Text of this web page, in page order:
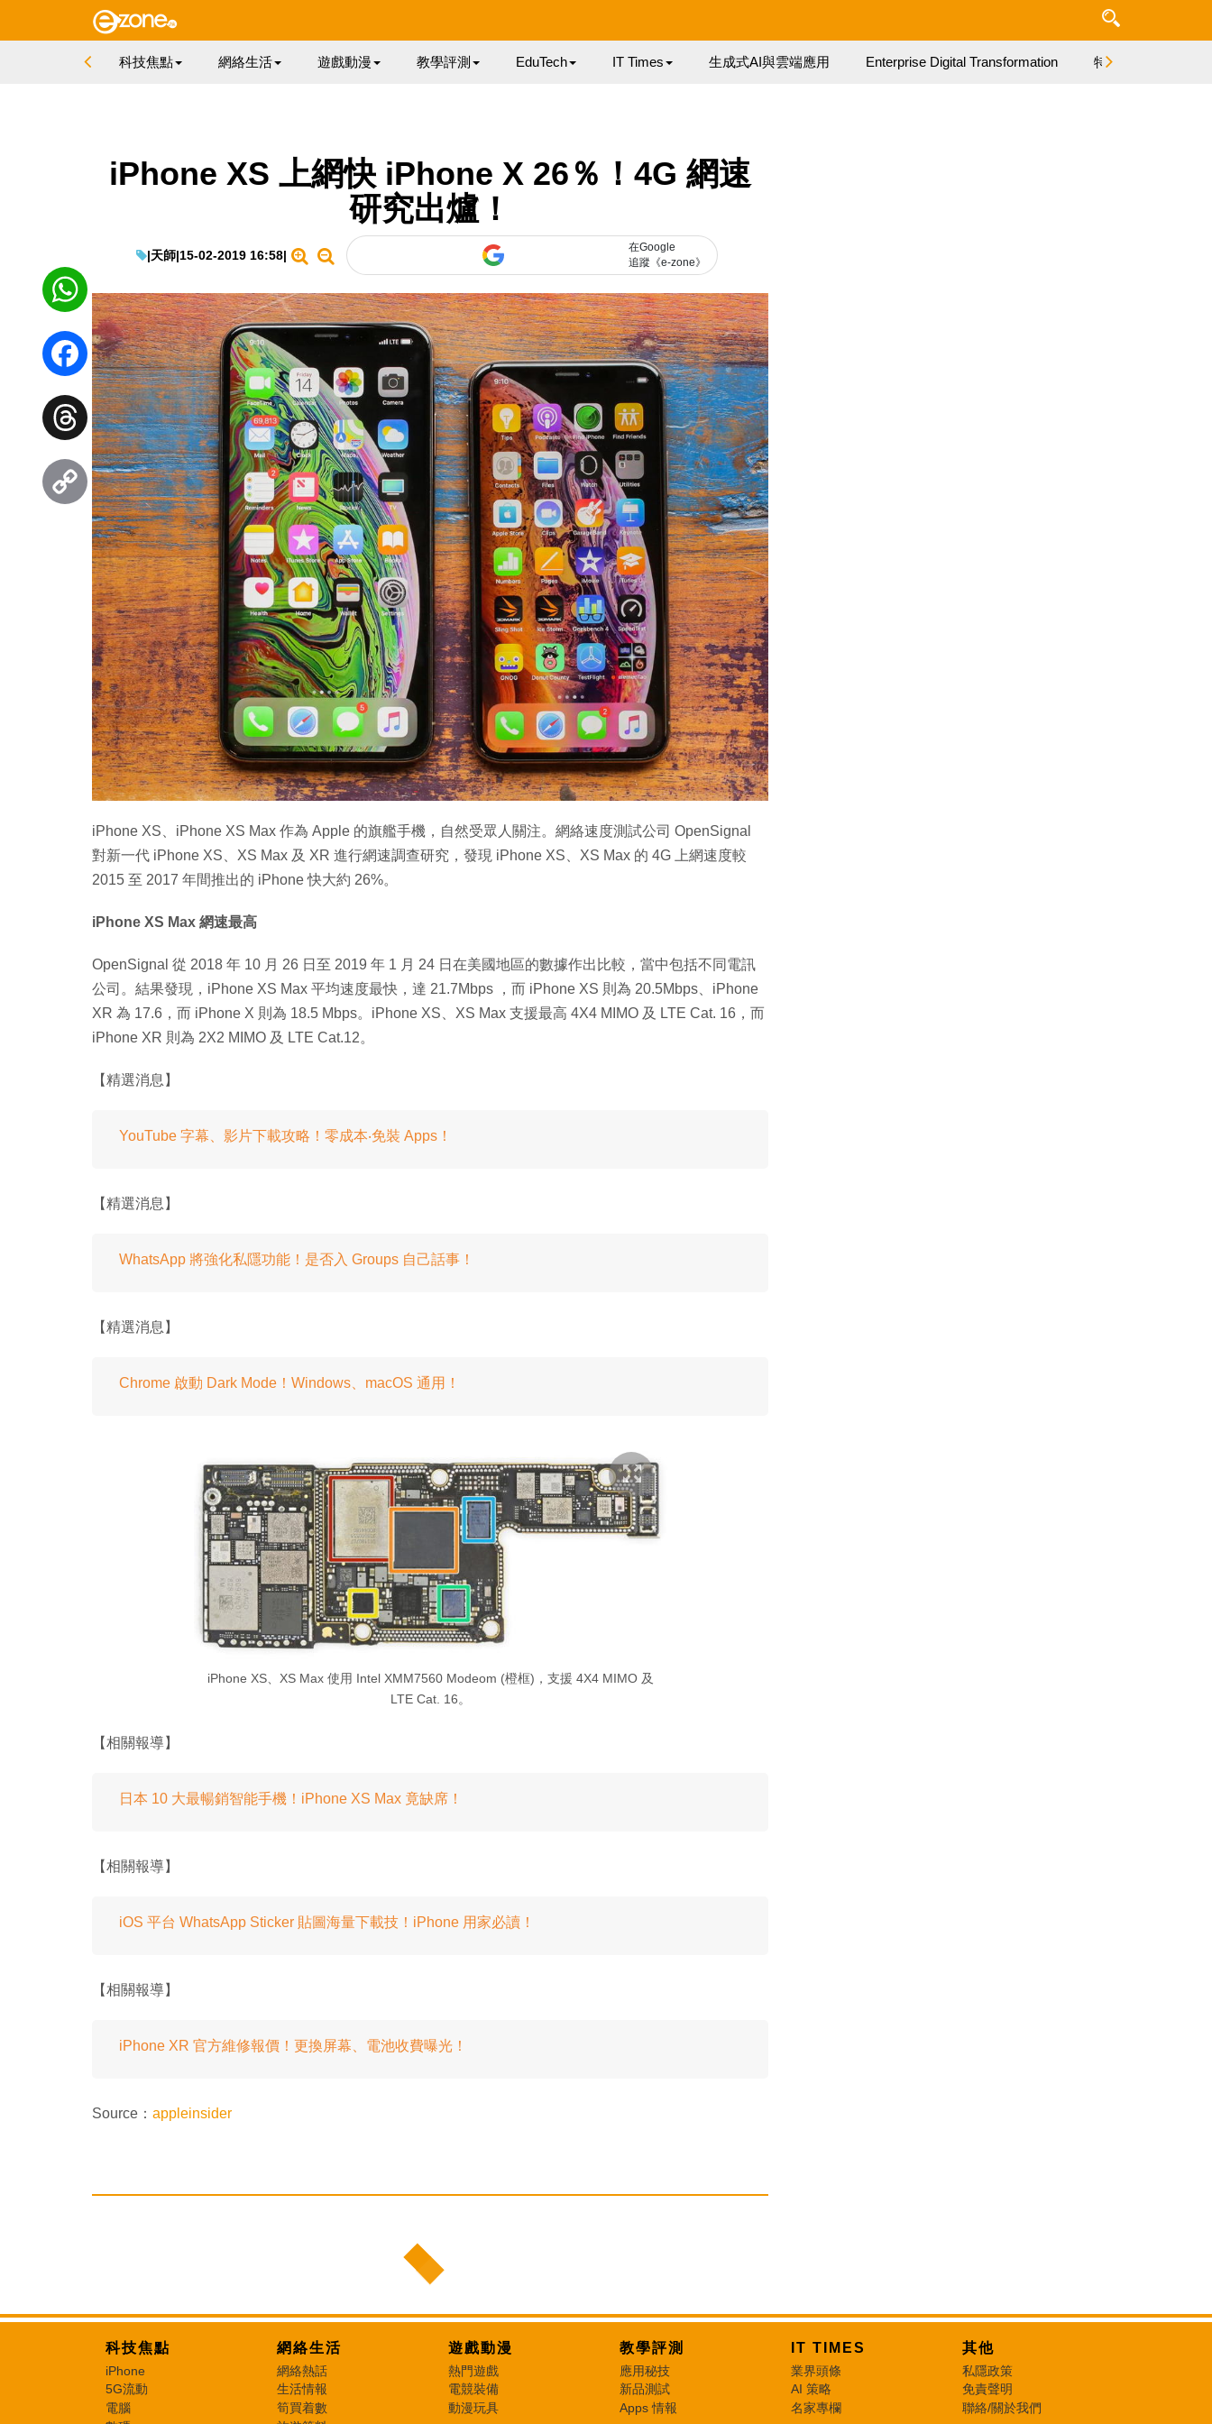
科技焦點 網絡生活 遊戲動漫 教學評測 EduTech IT Times 生成式AI與雲端應用 Enterprise Digital Transformation 特集
iPhone XS 上網快 iPhone X 26％！4G 網速
研究出爐！
|天師|15-02-2019 16:58|
在Google
追蹤《e-zone》
iPhone XS、iPhone XS Max 作為 Apple 的旗艦手機，自然受眾人關注。網絡速度測試公司 OpenSignal
對新一代 iPhone XS、XS Max 及 XR 進行網速調查研究，發現 iPhone XS、XS Max 的 4G 上網速度較
2015 至 2017 年間推出的 iPhone 快大約 26%。
iPhone XS Max 網速最高
OpenSignal 從 2018 年 10 月 26 日至 2019 年 1 月 24 日在美國地區的數據作出比較，當中包括不同電訊
公司。結果發現，iPhone XS Max 平均速度最快，達 21.7Mbps ，而 iPhone XS 則為 20.5Mbps、iPhone
XR 為 17.6，而 iPhone X 則為 18.5 Mbps。iPhone XS、XS Max 支援最高 4X4 MIMO 及 LTE Cat. 16，而
iPhone XR 則為 2X2 MIMO 及 LTE Cat.12。
【精選消息】
YouTube 字幕、影片下載攻略！零成本‧免裝 Apps！
【精選消息】
WhatsApp 將強化私隱功能！是否入 Groups 自己話事！
【精選消息】
Chrome 啟動 Dark Mode！Windows、macOS 通用！
iPhone XS、XS Max 使用 Intel XMM7560 Modeom (橙框)，支援 4X4 MIMO 及
LTE Cat. 16。
【相關報導】
日本 10 大最暢銷智能手機！iPhone XS Max 竟缺席！
【相關報導】
iOS 平台 WhatsApp Sticker 貼圖海量下載技！iPhone 用家必讀！
【相關報導】
iPhone XR 官方維修報價！更換屏幕、電池收費曝光！
Source： appleinsider
WhatsApp
Facebook
Threads
Copy
Link
科技焦點
iPhone
5G流動
電腦
網絡生活
網絡熱話
生活情報
筍買着數
遊戲動漫
熱門遊戲
電競裝備
動漫玩具
教學評測
應用秘技
新品測試
Apps 情報
IT TIMES
業界頭條
AI 策略
名家專欄
其他
私隱政策
免責聲明
聯絡/關於我們